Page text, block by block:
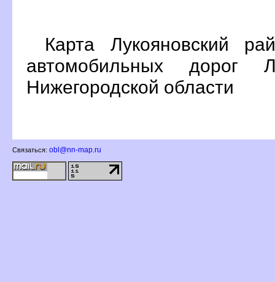
Карта Лукояновский
автомобильных дорог
Нижегородской области
Связаться: obl@nn-map.ru